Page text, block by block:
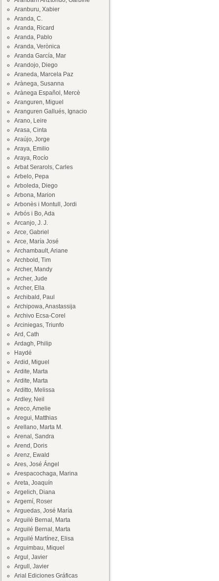
Aranburu, Xabier
Aranda, C.
Aranda, Ricard
Aranda, Pablo
Aranda, Verònica
Aranda García, Mar
Arandojo, Diego
Araneda, Marcela Paz
Arànega, Susanna
Arànega Español, Mercè
Aranguren, Miguel
Aranguren Gallués, Ignacio
Arano, Leire
Arasa, Cinta
Araújo, Jorge
Araya, Emilio
Araya, Rocío
Arbat Serarols, Carles
Arbelo, Pepa
Arboleda, Diego
Arbona, Marion
Arbonès i Montull, Jordi
Arbós i Bo, Ada
Arcanjo, J. J.
Arce, Gabriel
Arce, María José
Archambault, Ariane
Archbold, Tim
Archer, Mandy
Archer, Jude
Archer, Ella
Archibald, Paul
Archipowa, Anastassija
Archivo Ecsa-Corel
Arciniegas, Triunfo
Ard, Cath
Ardagh, Philip
Haydé
Ardid, Miguel
Ardite, Marta
Ardite, Marta
Arditto, Melissa
Ardley, Neil
Areco, Amelie
Aregui, Matthias
Arellano, Marta M.
Arenal, Sandra
Arend, Doris
Arenz, Ewald
Ares, José Ángel
Arespacochaga, Marina
Areta, Joaquín
Argelich, Diana
Argemí, Roser
Arguedas, José María
Arguilé Bernal, Marta
Arguilé Bernal, Marta
Arguilé Martínez, Elisa
Arguimbau, Miquel
Argul, Javier
Argull, Javier
Arial Ediciones Gráficas